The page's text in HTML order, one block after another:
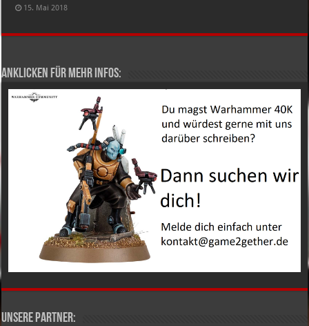
15. Mai 2018
Anklicken für mehr Infos:
Unsere Partner: